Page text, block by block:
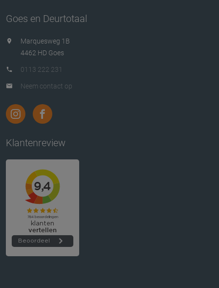
Goes en Deurtotaal
Marquesweg 1B
4462 HD Goes
0113 222 231
Neem contact op
Klantenreview